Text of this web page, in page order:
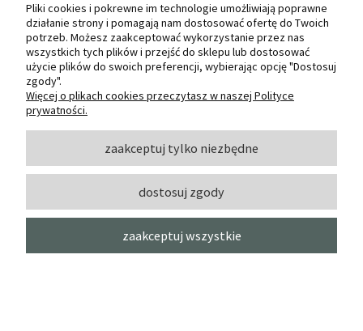
BLOK akwarelowy Palazzo "Światło
Pliki cookies i pokrewne im technologie umożliwiają poprawne
działanie strony i pomagają nam dostosować ofertę do Twoich
potrzeb. Możesz zaakceptować wykorzystanie przez nas
wszystkich tych plików i przejść do sklepu lub dostosować
użycie plików do swoich preferencji, wybierając opcję "Dostosuj
zgody".
Więcej o plikach cookies przeczytasz w naszej Polityce
prywatności.
zaakceptuj tylko niezbędne
dostosuj zgody
zaakceptuj wszystkie